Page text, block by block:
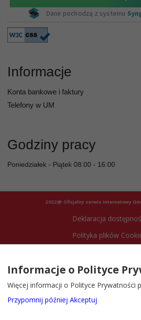
Informacje
Konta bankowe i faktury
Telefony w UM
Godziny pracy
Poniedziałek - Piątek 08:00 - 16:00
2022@ Oficjalny serwis internetowy
Deklaracja
Polityka plików
Informacje o Polityce
Więcej informacji o Polityce Prywatności
Przypomnij później Akceptuj